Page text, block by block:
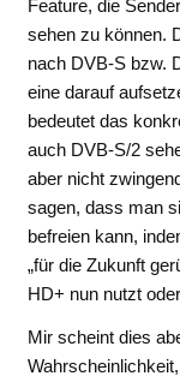
Feature, die
sehen zu können.
nach DVB-S bzw.
eine darauf
bedeutet das
auch DVB-S/2
aber nicht
sagen, dass man
befreien kann,
„für die Zukunft
HD+ nun nutzt
Mir scheint dies